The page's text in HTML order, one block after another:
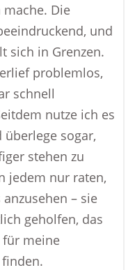
mache. Die
und
sich in Grenzen.
problemlos,
schnell
nutze ich es
sogar,
stehen zu
jedem nur raten,
– sie
geholfen, das
für meine